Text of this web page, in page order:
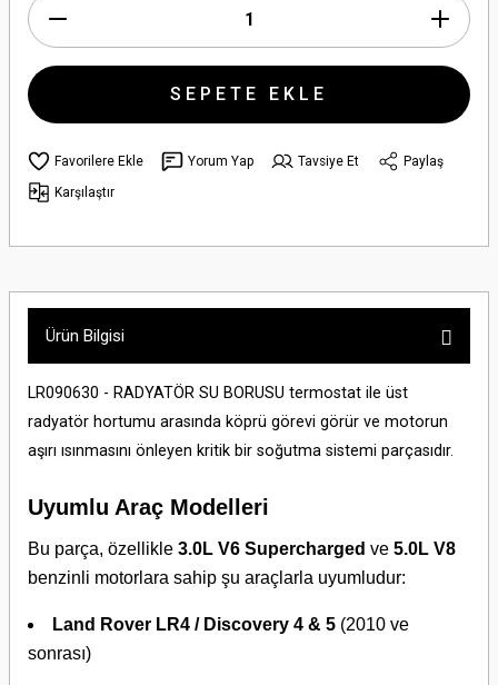
SEPETE EKLE
Yorum Yap Tavsiye Et
Paylaş
Karşılaştır
Ürün Bilgisi
LR090630 - RADYATÖR SU BORUSU termostat ile üst
radyatör hortumu arasında köprü görevi görür ve motorun
aşırı ısınmasını önleyen kritik bir soğutma sistemi parçasıdır.
Uyumlu Araç Modelleri
Bu parça, özellikle 3.0L V6 Supercharged ve 5.0L V8
benzinli motorlara sahip şu araçlarla uyumludur:
Land Rover LR4 / Discovery 4 & 5 (2010 ve
sonrası)